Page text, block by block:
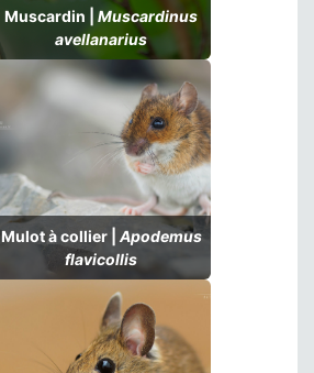
Muscardin | Muscardinus
avellanarius
Mulot à collier | Apodemus
flavicollis